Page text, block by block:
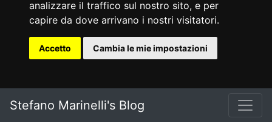
analizzare il traffico sul nostro sito, e per
capire da dove arrivano i nostri visitatori.
Accetto Cambia le mie impostazioni
Stefano Marinelli's Blog